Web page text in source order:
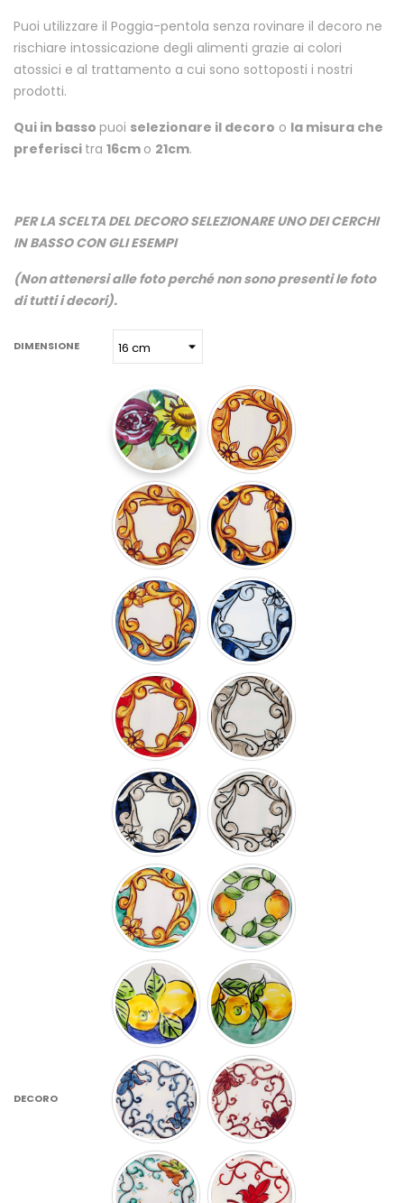
Puoi utilizzare il Poggia-pentola senza rovinare il decoro ne
rischiare intossicazione degli alimenti grazie ai colori
atossici e al trattamento a cui sono sottoposti i nostri
prodotti.
Qui in basso puoi selezionare il decoro o la misura che
preferisci tra 16cm o 21cm.
PER LA SCELTA DEL DECORO SELEZIONARE UNO DEI CERCHI
IN BASSO CON GLI ESEMPI
(Non attenersi alle foto perché non sono presenti le foto
di tutti i decori).
DIMENSIONE
DECORO